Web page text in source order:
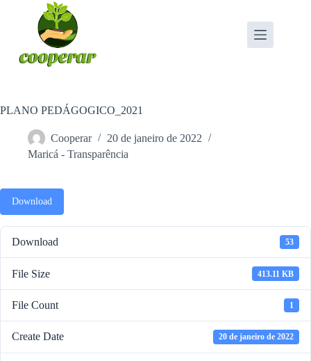
PLANO PEDÁGOGICO_2021
Cooperar
20 de janeiro de 2022
Maricá - Transparência
Download
Download 53
File Size 413.11 KB
File Count 1
Create Date 20 de janeiro de 2022